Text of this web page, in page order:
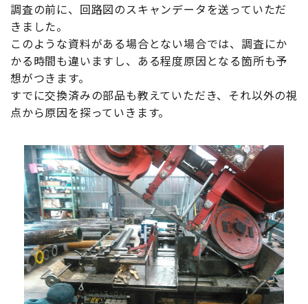
調査の前に、回路図のスキャンデータを送っていただ
きました。
このような資料がある場合とない場合では、調査にか
かる時間も違いますし、ある程度原因となる箇所も予
想がつきます。
すでに交換済みの部品も教えていただき、それ以外の視
点から原因を探っていきます。